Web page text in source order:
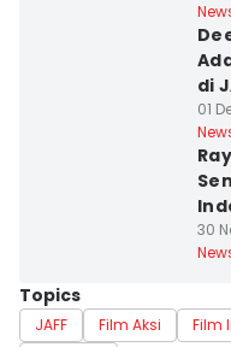
di
01
30
Topics
JAFF Film Aksi Film